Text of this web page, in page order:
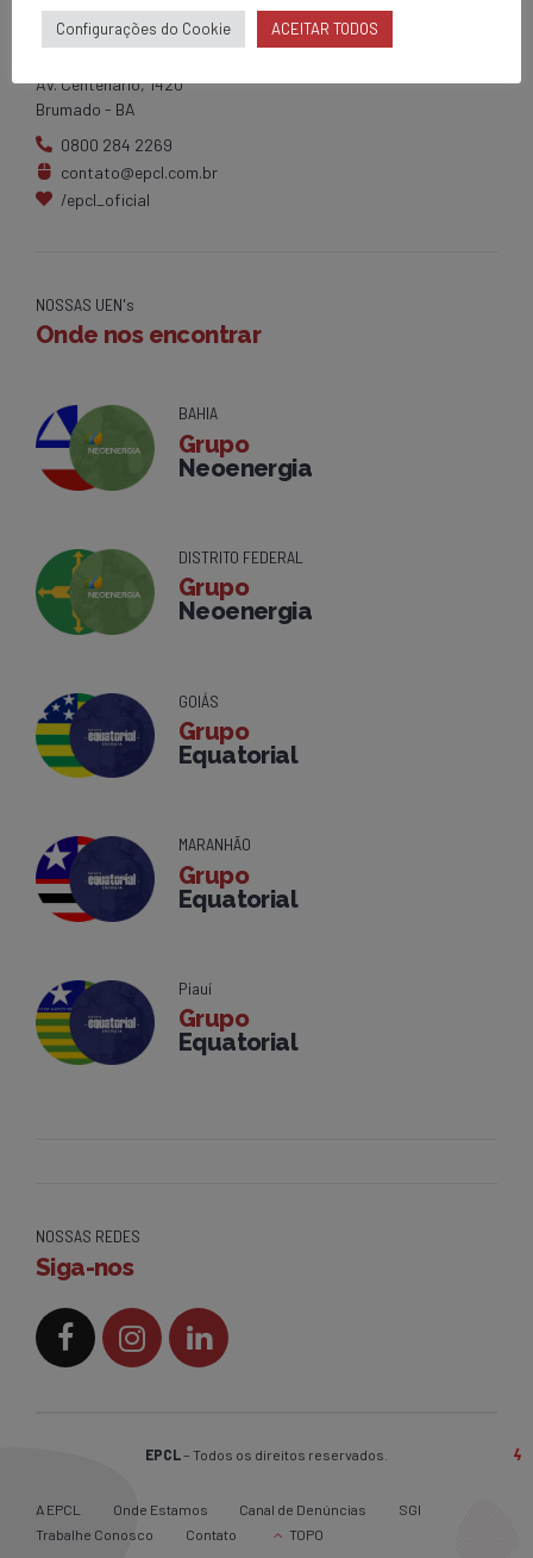
EPCL
Matriz
Av. Centenário, 1420
Brumado - BA
0800 284 2269
contato@epcl.com.br
/epcl_oficial
NOSSAS UEN's
Onde nos encontrar
BAHIA
Grupo
Neoenergia
DISTRITO FEDERAL
Grupo
Neoenergia
GOIÁS
Grupo
Equatorial
MARANHÃO
Grupo
Equatorial
Piauí
Grupo
Equatorial
NOSSAS REDES
Siga-nos
EPCL– Todos os direitos reservados.
A EPCL Onde Estamos Canal de Denúncias
SGI
Trabalhe Conosco
Contato TOPO
Configurações do Cookie ACEITAR TODOS